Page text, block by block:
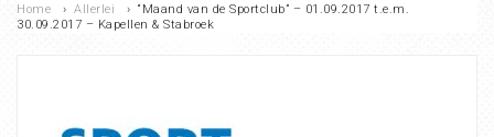
Home › Allerlei › “Maand van de Sportclub” – 01.09.2017 t.e.m.
30.09.2017 – Kapellen & Stabroek